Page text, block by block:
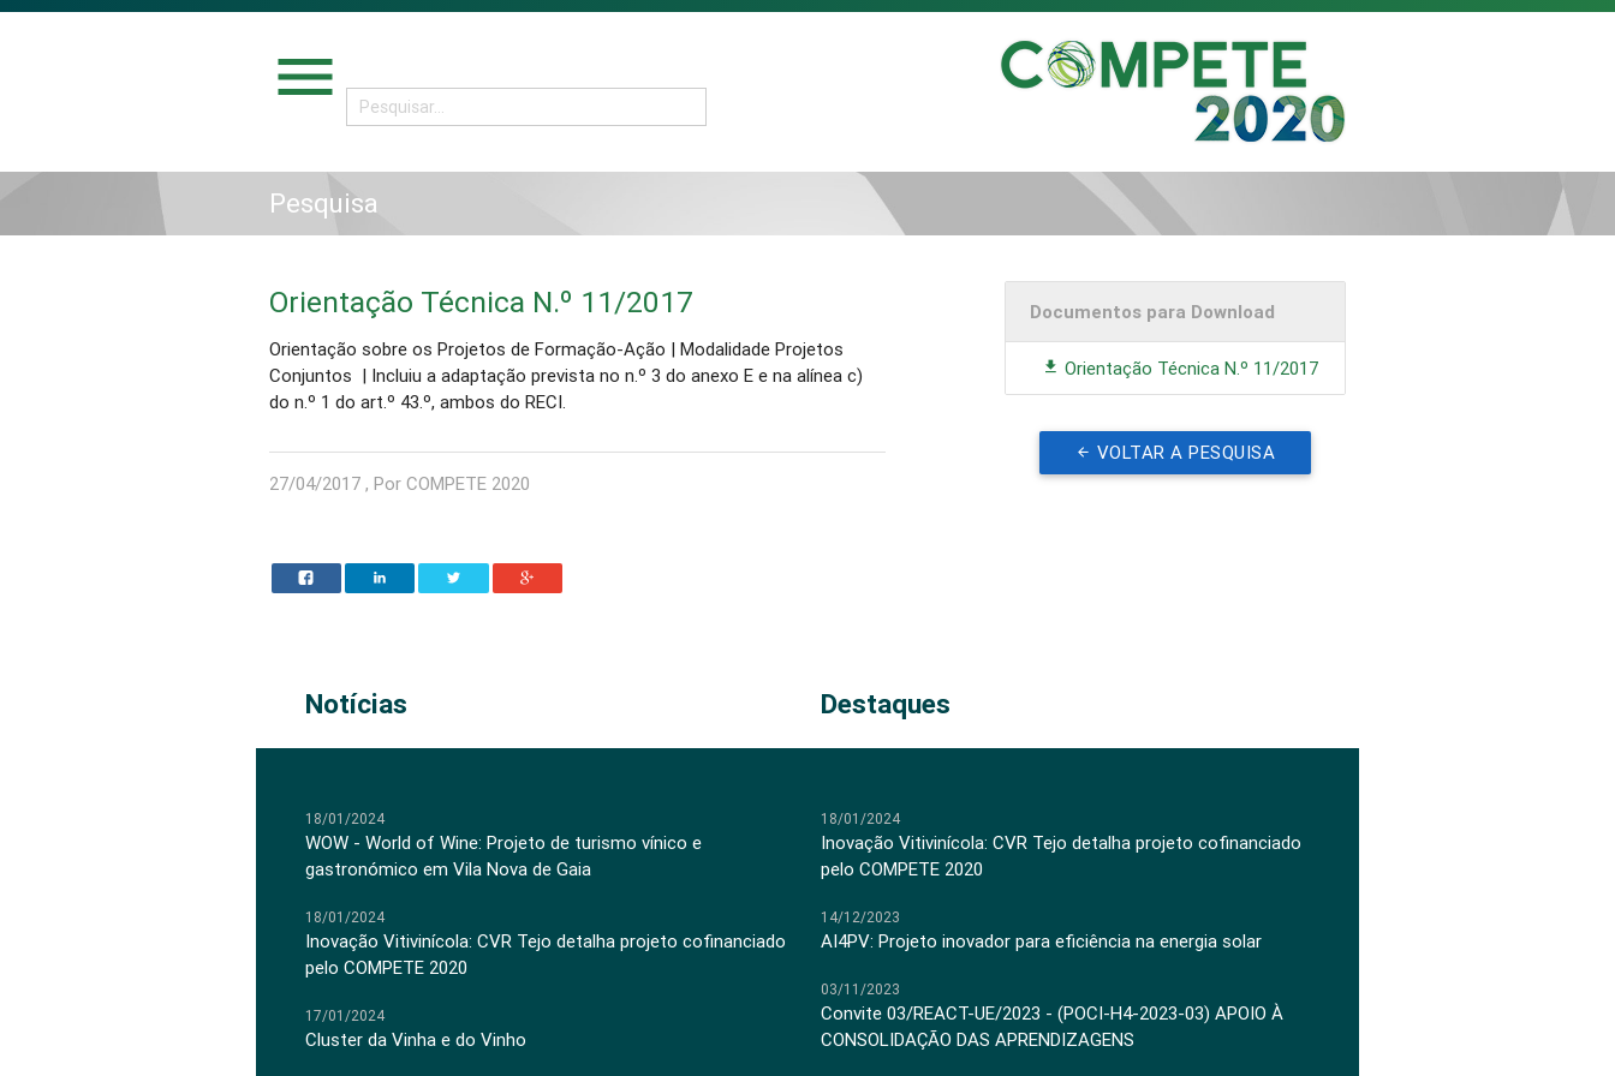
menu
Pesquisa
Orientação Técnica N.º 11/2017
Orientação sobre os Projetos de Formação-Ação | Modalidade Projetos
Conjuntos | Incluiu a adaptação prevista no n.º 3 do anexo E e na alínea c)
do n.º 1 do art.º 43.º, ambos do RECI.
27/04/2017 , Por COMPETE 2020
Documentos para Download
Orientação Técnica N.º 11/2017
VOLTAR A PESQUISA
Notícias Destaques
18/01/2024
WOW - World of Wine: Projeto de turismo vínico e
gastronómico em Vila Nova de Gaia
18/01/2024
Inovação Vitivinícola: CVR Tejo detalha projeto cofinanciado
pelo COMPETE 2020
17/01/2024
Cluster da Vinha e do Vinho
18/01/2024
Inovação Vitivinícola: CVR Tejo detalha projeto cofinanciado
pelo COMPETE 2020
14/12/2023
AI4PV: Projeto inovador para eficiência na energia solar
03/11/2023
Convite 03/REACT-UE/2023 - (POCI-H4-2023-03) APOIO À
CONSOLIDAÇÃO DAS APRENDIZAGENS